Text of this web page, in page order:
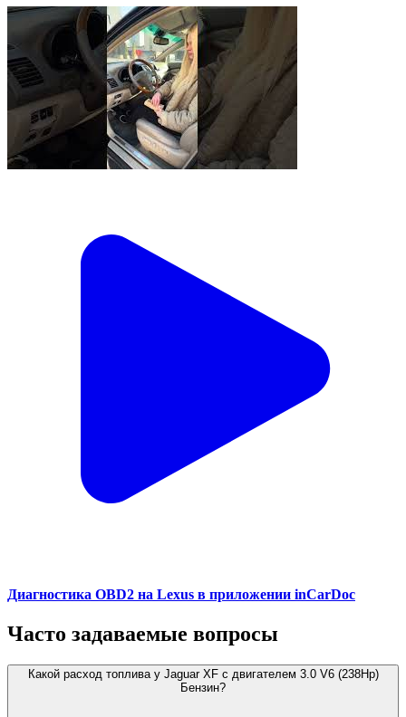
Диагностика OBD2 на Lexus в приложении inCarDoc
Часто задаваемые вопросы
Какой расход топлива у Jaguar XF с двигателем 3.0 V6 (238Hp)
Бензин?